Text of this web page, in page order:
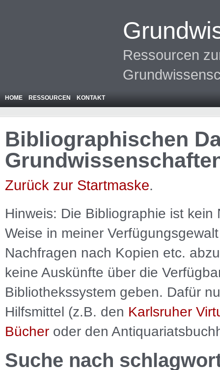
Ressourcen
HOME RESSOURCEN KONTAKT
Bibliographischen
Zurück zur Startmaske.
Hinweis: Die Bibliographie ist kein
Weise in meiner
Nachfragen nach Kopien etc.
keine Auskünfte über die
Bibliothekssystem geben. Dafür
Hilfsmittel (z.B. den Karlsruher
Bücher oder den
Suche nach